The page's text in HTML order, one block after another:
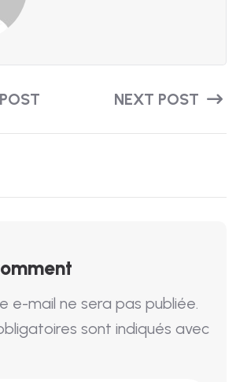
NEXT POST
e-mail ne sera pas publiée.
sont indiqués avec